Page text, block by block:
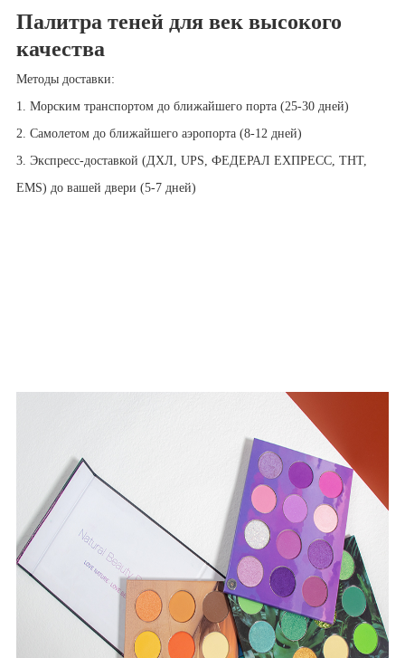
Палитра теней для век высокого
качества
Методы доставки:
1. Морским транспортом до ближайшего порта (25-30 дней)
2. Самолетом до ближайшего аэропорта (8-12 дней)
3. Экспресс-доставкой (ДХЛ, UPS, ФЕДЕРАЛ ЕХПРЕСС, ТНТ,
EMS) до вашей двери (5-7 дней)